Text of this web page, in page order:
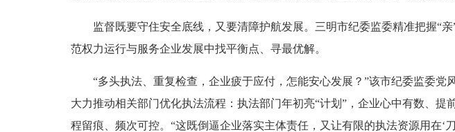
监督既要守住安全底线，又要清障护航发展。三明市纪委监委精准把握“
范权力运行与服务企业发展中找平衡点、寻最优解。
“多头执法、重复检查，企业疲于应付，怎能安心发展？”该市纪委监委党
大力推动相关部门优化执法流程：执法部门年初亮“计划”，企业心中有数、
程留痕、频次可控。“这既倒逼企业落实主体责任，又让有限的执法资源用在‘